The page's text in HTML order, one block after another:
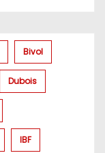
Bivol
Dubois
IBF